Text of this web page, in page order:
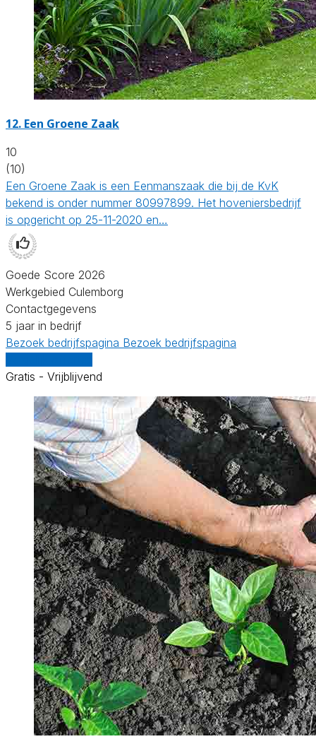
12. Een Groene Zaak
10
(10)
Een Groene Zaak is een Eenmanszaak die bij de KvK
bekend is onder nummer 80997899. Het hoveniersbedrijf
is opgericht op 25-11-2020 en…
Goede Score 2026
Werkgebied Culemborg
Contactgegevens
5 jaar in bedrijf
Bezoek bedrijfspagina Bezoek bedrijfspagina
Gratis - Vrijblijvend